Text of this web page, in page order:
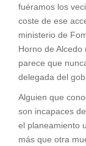
fuéramos los
coste de ese
ministerio de
Horno de
parece que
delegada del
Alguien que
son incapaces
el planeamiento
más que otra